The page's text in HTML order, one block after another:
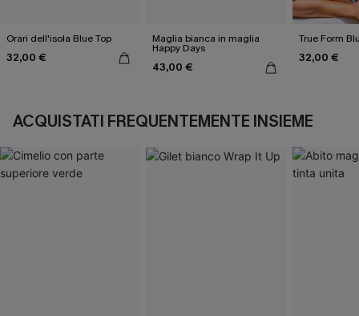
Orari dell'isola Blue Top
32,00 €
Maglia bianca in maglia
Happy Days
43,00 €
True Form
32,00 €
ACQUISTATI FREQUENTEMENTE INSIEME